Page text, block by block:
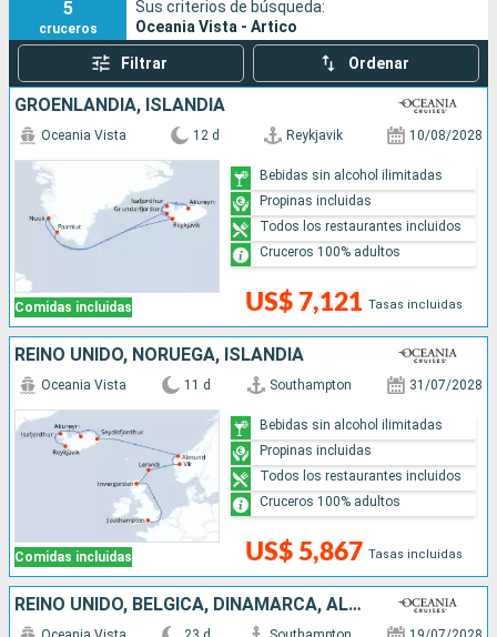
5
cruceros
Sus criterios de búsqueda:
Oceania Vista - Artico
Filtrar Ordenar
GROENLANDIA, ISLANDIA
Comidas incluidas
Oceania Vista 12 d Reykjavik 10/08/2028
US$ 7,121 Tasas incluidas
Bebidas sin alcohol ilimitadas
Propinas incluidas
Todos los restaurantes incluidos
Cruceros 100% adultos
REINO UNIDO, NORUEGA, ISLANDIA
Comidas incluidas
Oceania Vista 11 d Southampton 31/07/2028
US$ 5,867 Tasas incluidas
Bebidas sin alcohol ilimitadas
Propinas incluidas
Todos los restaurantes incluidos
Cruceros 100% adultos
REINO UNIDO, BÉLGICA, DINAMARCA, ALEMANIA, SUECIA, NORUEGA, ISLANDIA